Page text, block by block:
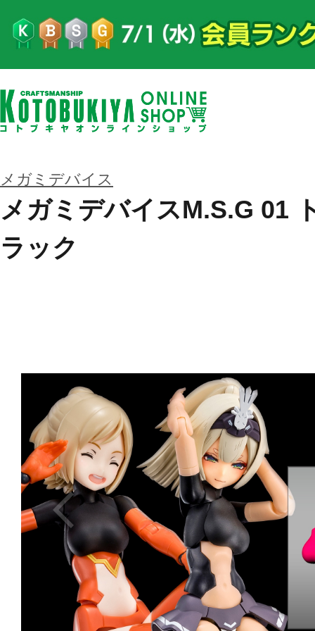
メガミデバイス
メガミデバイスM.S.G 01
ラック